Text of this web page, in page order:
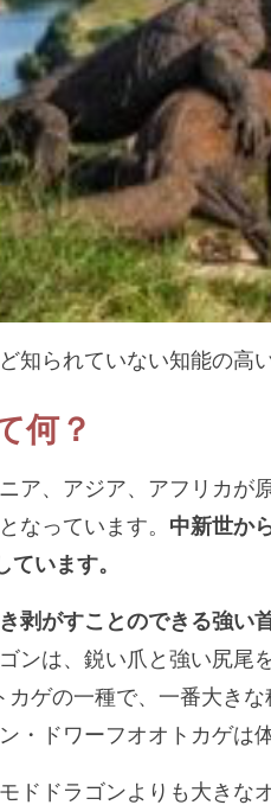
知られていない知能の高
何？
ア、アジア、アフリカが
なっています。 中新世か
います。
剥がすことのできる強い
ンは、鋭い爪と強い尻尾
ゲの一種で、一番大き
・ドワーフオオトカゲは
ドドラゴンよりも大きな